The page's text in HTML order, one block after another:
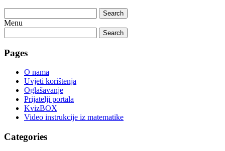
Search
Menu
Search
Pages
O nama
Uvjeti korištenja
Oglašavanje
Prijatelji portala
KvizBOX
Video instrukcije iz matematike
Categories